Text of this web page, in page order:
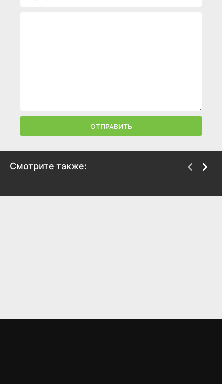
ОТПРАВИТЬ
Смотрите также: